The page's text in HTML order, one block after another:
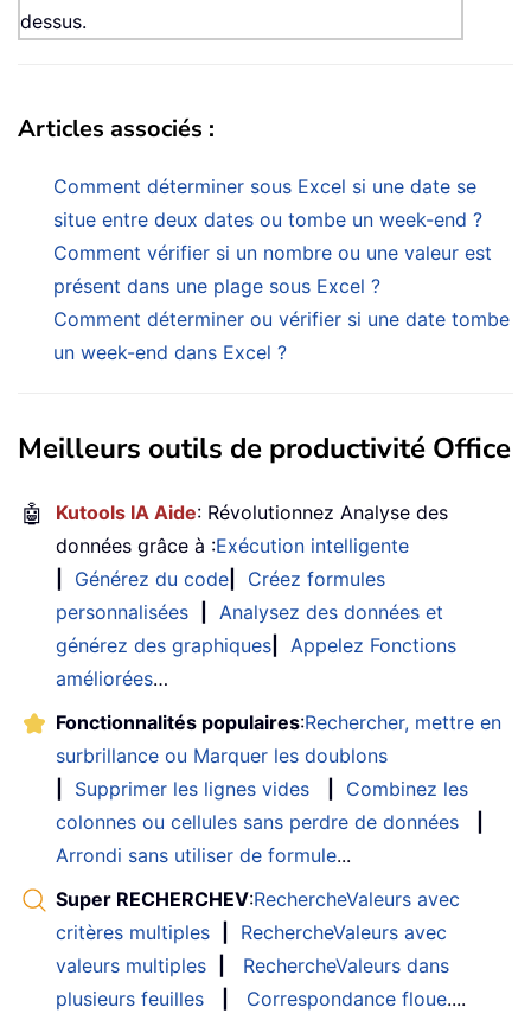
dessus.
Articles associés :
Comment déterminer sous Excel si une date se
situe entre deux dates ou tombe un week-end ?
Comment vérifier si un nombre ou une valeur est
présent dans une plage sous Excel ?
Comment déterminer ou vérifier si une date tombe
un week-end dans Excel ?
Meilleurs outils de productivité Office
🤖 Kutools IA Aide: Révolutionnez Analyse des
données grâce à :Exécution intelligente
Générez du code
Créez formules
personnalisées
Analysez des données et
générez des graphiques
Appelez Fonctions
améliorées…
Fonctionnalités populaires:Rechercher, mettre en
surbrillance ou Marquer les doublons
Supprimer les lignes vides
Combinez les
colonnes ou cellules sans perdre de données
Arrondi sans utiliser de formule...
Super RECHERCHEV:RechercheValeurs avec
critères multiples
RechercheValeurs avec
valeurs multiples
RechercheValeurs dans
plusieurs feuilles
Correspondance floue....